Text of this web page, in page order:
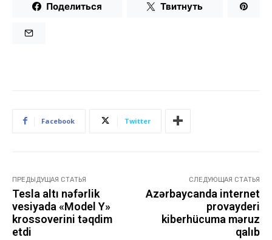
Поделиться Твитнуть
Facebook Twitter
ПРЕДЫДУЩАЯ СТАТЬЯ
Tesla altı nəfərlik
vesiyada «Model Y»
krossoverini təqdim
etdi
СЛЕДУЮЩАЯ СТАТЬЯ
Azərbaycanda internet
provayderi
kiberhücuma məruz
qalıb